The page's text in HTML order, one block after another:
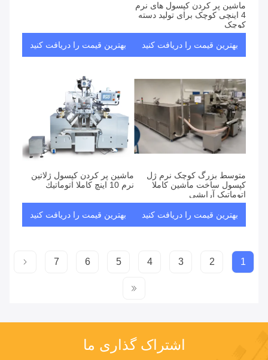
ماشین پر کردن کپسول های نرم
4 اینچی کوچک برای تولید دسته
کوچک
بهترین قیمت را دریافت کنید بهترین قیمت را دریافت کنید
متوسط بزرگ کوچک نرم ژل
کپسول ساخت ماشین کاملا
اتوماتیک آرایشی
بهترین قیمت را دریافت کنید
ماشين پر کردن کپسول ژلاتين
نرم 10 اينچ کاملا اتوماتيك
بهترین قیمت را دریافت کنید
1
2
3
4
5
6
7
اشتراک گذاری ما